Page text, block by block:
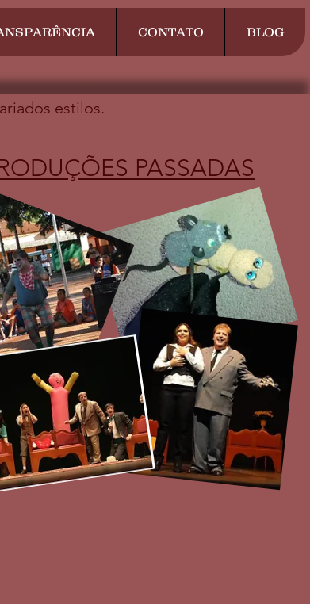
CONTATO BLOG
PASSADAS
estilos.